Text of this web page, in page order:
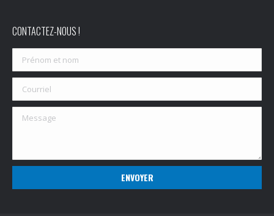
CONTACTEZ-NOUS !